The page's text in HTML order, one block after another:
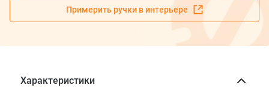
Примерить ручки в интерьере
Характеристики